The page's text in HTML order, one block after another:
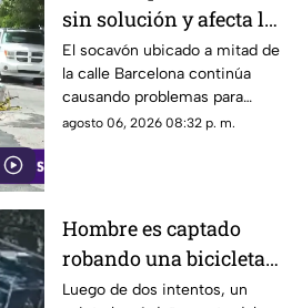
sin solución y afecta la
circulación en calle
Barcelona
El socavón ubicado a mitad de
la calle Barcelona continúa
causando problemas para
quienes circulan por la zona,
agosto 06, 2026 08:32 p. m.
Hombre es captado
robando una bicicleta
al ingresar a cochera
Luego de dos intentos, un